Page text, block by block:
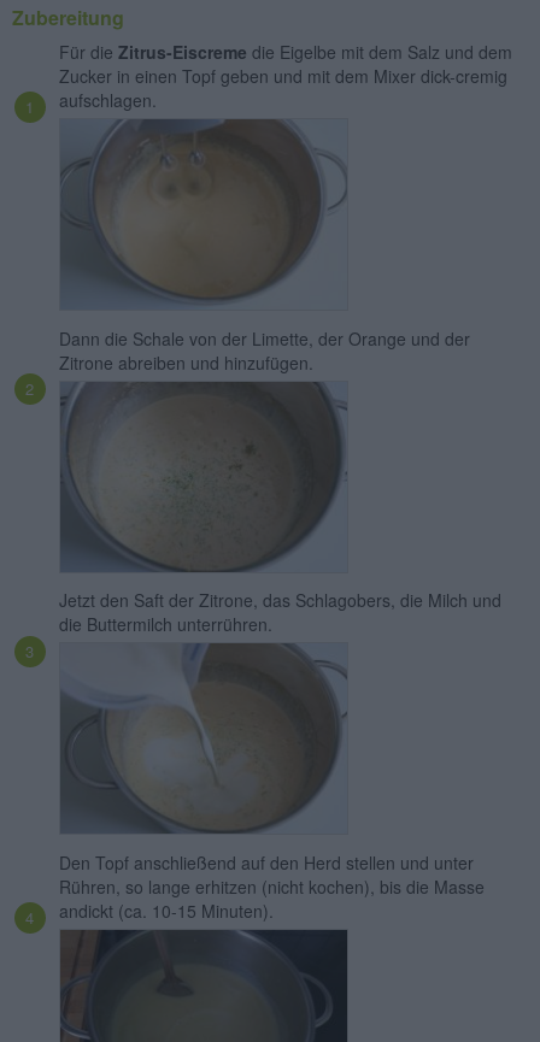
Zubereitung
Für die Zitrus-Eiscreme die Eigelbe mit dem Salz und dem
Zucker in einen Topf geben und mit dem Mixer dick-cremig
aufschlagen.
Dann die Schale von der Limette, der Orange und der
Zitrone abreiben und hinzufügen.
Jetzt den Saft der Zitrone, das Schlagobers, die Milch und
die Buttermilch unterrühren.
Den Topf anschließend auf den Herd stellen und unter
Rühren, so lange erhitzen (nicht kochen), bis die Masse
andickt (ca. 10-15 Minuten).